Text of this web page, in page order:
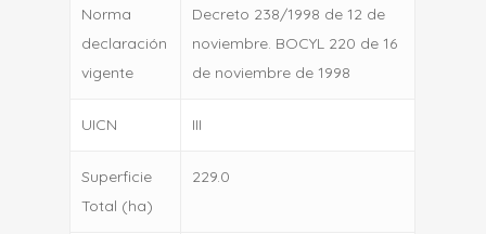
Norma
declaración
vigente
Decreto 238/1998 de 12 de
noviembre. BOCYL 220 de 16
de noviembre de 1998
UICN III
Superficie
Total (ha)
229.0